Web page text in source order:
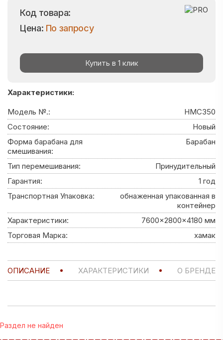
Код товара:
Цена: По запросу
Купить в 1 клик
Характеристики:
Модель №.:
HMC350
Состояние:
Новый
Форма барабана для
смешивания:
Барабан
Тип перемешивания:
Принудительный
Гарантия:
1 год
Транспортная Упаковка:
обнаженная упакованная в
контейнер
Характеристики:
7600x2800x4180 мм
Торговая Марка:
хамак
ОПИСАНИЕ ХАРАКТЕРИСТИКИ О БРЕНДЕ
Раздел не найден